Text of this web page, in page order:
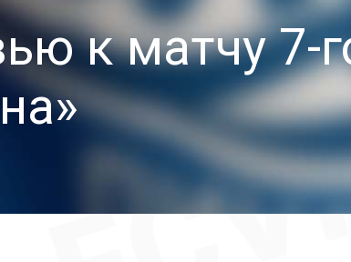
к матчу 7-